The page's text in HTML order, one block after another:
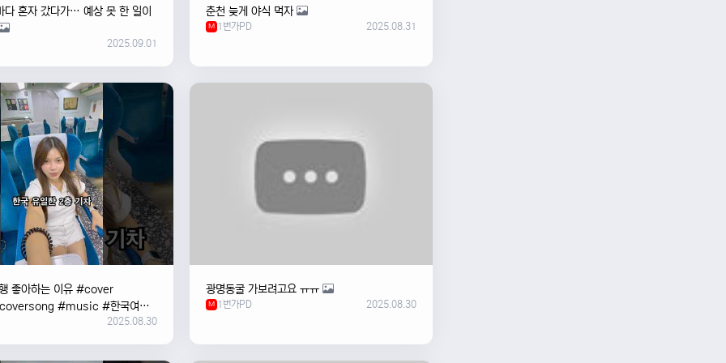
다 혼자 갔다가… 예상 못 한 일이
2025.09.01
춘천 늦게 야식 먹자
M 1번가PD 2025.08.31
좋아하는 이유 #cover
#music #한국여행
2025.08.30
광명동굴 가보려고요 ㅠㅠ
M 1번가PD 2025.08.30